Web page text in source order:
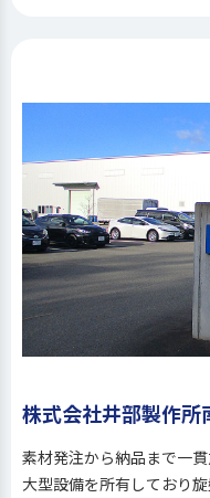
株式会社井部製作所
素材発注から納品まで一貫
大型設備を所有しており